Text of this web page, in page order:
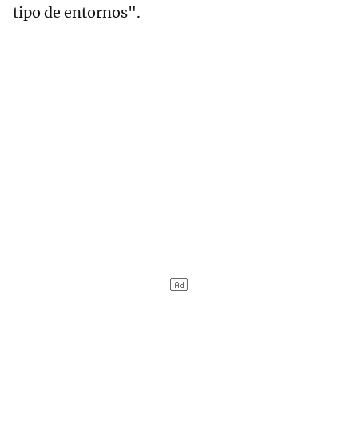
tipo de entornos".